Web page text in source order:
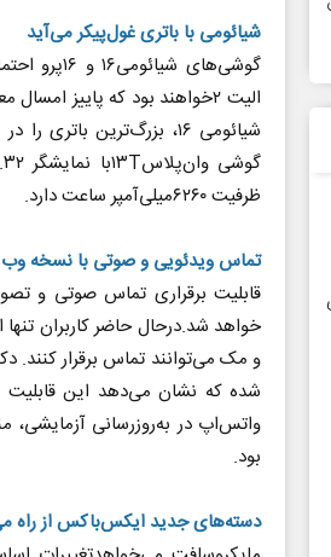
شیائومی با باتری غول‌پیکر می‌آید
الیت ۲خواهند بود که پاییز
ظرفیت ۶۲۶۰میلی‌آمپر ساعت دارد.
تماس ویدئویی و صوتی با نسخه
قابلیت برقراری تماس صوتی و
خواهد شد.درحال‌ حاضر کاربران
و مک می‌توانند تماس برقرار
شده که نشان می‌دهد این قابلیت
واتس‌اپ در به‌روزرسانی
بود.
دسته‌های جدید ایکس‌باکس از راه
صداوسیما
صفحات نخست روزنامه ها‌ی شنبه ۳ مردادماه